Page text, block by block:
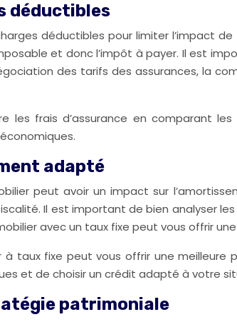
déductibles
déductibles pour limiter l’impact
et donc l’impôt à payer. Il est
des tarifs des assurances, la
les frais d’assurance en comparant
adapté
peut avoir un impact sur
Il est important de bien analyser
avec un taux fixe peut vous offrir
à taux fixe peut vous offrir une
et de choisir un crédit adapté à votre
patrimoniale